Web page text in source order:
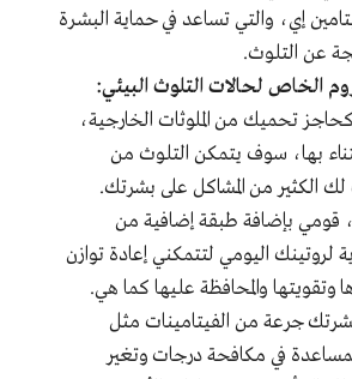
إي، والتي تساعد في حماية البشرة
عن التلوث.
الخاص لحالات التلوث البيئي:
تحميك من الملوثات الخارجية،
بها، سوف يتمكن التلوث من
لك الكثير من المشاكل على بشرتك.
قومي بإضافة طبقة إضافية من
لروتينك اليومي لتتمكني إعادة توازن
وتقويتها والمحافظة عليها كما هي.
جرعة من الفيتامينات مثل
في مكافحة درجات وتغير